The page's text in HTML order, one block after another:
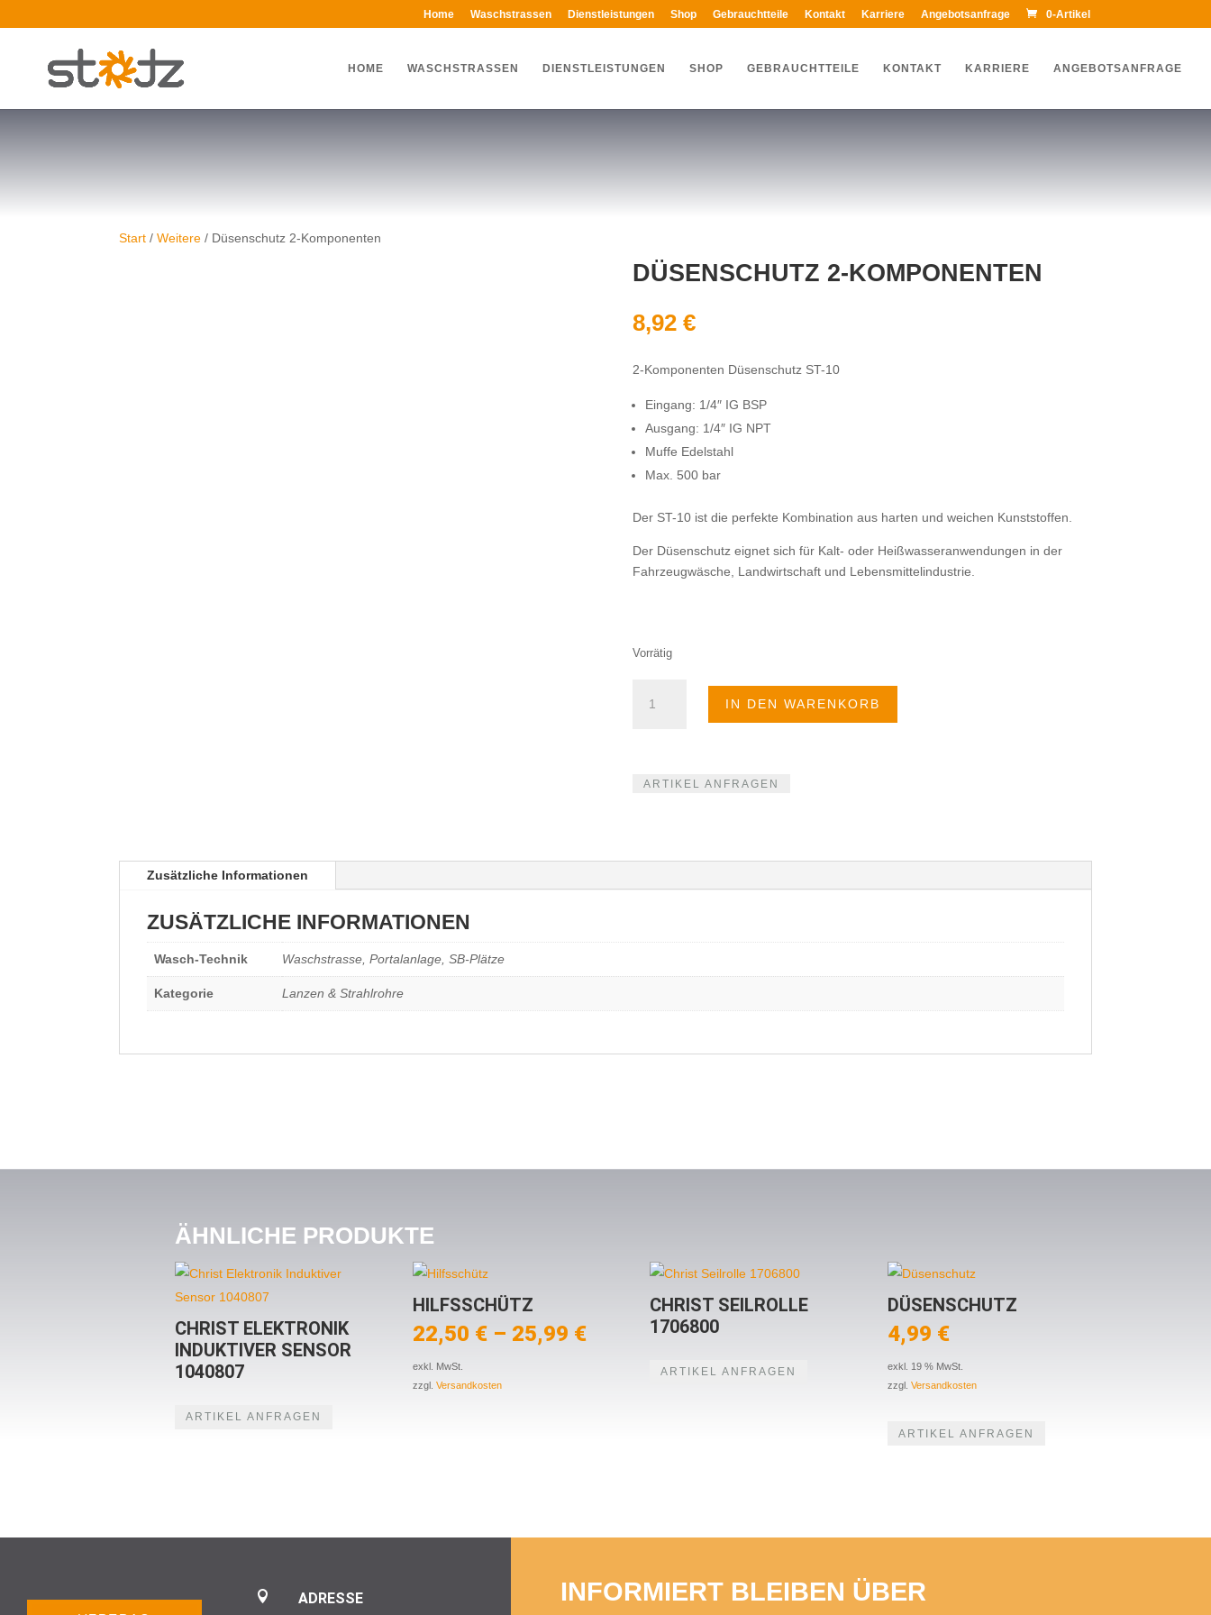
Home Waschstrassen Dienstleistungen Shop Gebrauchtteile Kontakt Karriere Angebotsanfrage 0-Artikel
HOME WASCHSTRASSEN DIENSTLEISTUNGEN SHOP GEBRAUCHTTEILE KONTAKT KARRIERE ANGEBOTSANFRAGE
Start / Weitere / Düsenschutz 2-Komponenten
DÜSENSCHUTZ 2-KOMPONENTEN
8,92 €
2-Komponenten Düsenschutz ST-10
Eingang: 1/4″ IG BSP
Ausgang: 1/4″ IG NPT
Muffe Edelstahl
Max. 500 bar
Der ST-10 ist die perfekte Kombination aus harten und weichen Kunststoffen.
Der Düsenschutz eignet sich für Kalt- oder Heißwasseranwendungen in der
Fahrzeugwäsche, Landwirtschaft und Lebensmittelindustrie.
Vorrätig
IN DEN WARENKORB
ARTIKEL ANFRAGEN
Zusätzliche Informationen
ZUSÄTZLICHE INFORMATIONEN
Wasch-Technik Waschstrasse, Portalanlage, SB-Plätze
Kategorie Lanzen & Strahlrohre
ÄHNLICHE PRODUKTE
CHRIST ELEKTRONIK
INDUKTIVER SENSOR
1040807
ARTIKEL ANFRAGEN
HILFSSCHÜTZ
22,50 €– 25,99 €
exkl. MwSt.
zzgl. Versandkosten
CHRIST SEILROLLE
1706800
ARTIKEL ANFRAGEN
DÜSENSCHUTZ
4,99 €
exkl. 19 % MwSt.
zzgl. Versandkosten
ARTIKEL ANFRAGEN
 ADRESSE
INFORMIERT BLEIBEN ÜBER